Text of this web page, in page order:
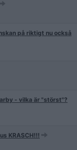
på riktigt nu också
- vilka är "störst"?
KRASCH!!!